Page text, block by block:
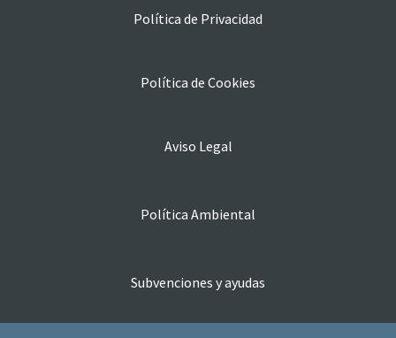
Política de Privacidad
Política de Cookies
Aviso Legal
Política Ambiental
Subvenciones y ayudas